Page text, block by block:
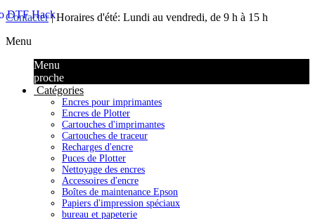
Contacter| Horaires d'été: Lundi au vendredi, de 9 h à 15 h
Menu
Menu
proche
Catégories
Encres pour imprimantes
Encres de Plotter
Cartouches d'imprimantes
Cartouches de traceur
Recharges d'encre
Puces de Plotter
Nettoyage des encres
Accessoires d'encre
Boîtes de maintenance Epson
Papiers d'impression spéciaux
bureau et papeterie